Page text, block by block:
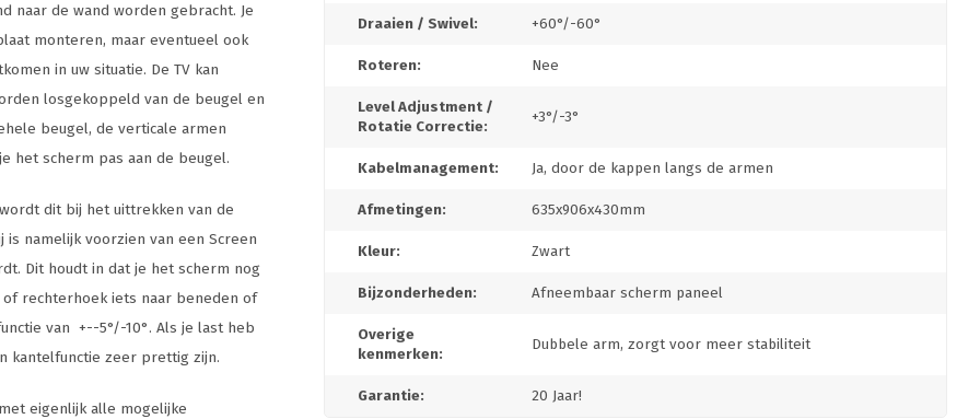
naar de wand worden gebracht. Je
monteren, maar eventueel ook
in uw situatie. De TV kan
losgekoppeld van de beugel en
beugel, de verticale armen
het scherm pas aan de beugel.
dit bij het uittrekken van de
namelijk voorzien van een Screen
Dit houdt in dat je het scherm nog
rechterhoek iets naar beneden of
van +--5°/-10°. Als je last heb
kantelfunctie zeer prettig zijn.
eigenlijk alle mogelijke
Draaien / Swivel: +60°/-60°
Roteren: Nee
Level Adjustment /
Rotatie Correctie:
+3°/-3°
Kabelmanagement: Ja, door de kappen langs de armen
Afmetingen: 635x906x430mm
Kleur: Zwart
Bijzonderheden: Afneembaar scherm paneel
Overige
kenmerken:
Dubbele arm, zorgt voor meer stabiliteit
Garantie: 20 Jaar!